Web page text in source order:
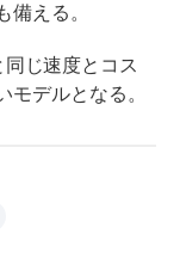
備える。
じ速度とコス
モデルとなる。